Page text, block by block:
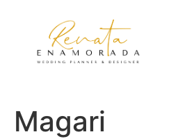
Magari